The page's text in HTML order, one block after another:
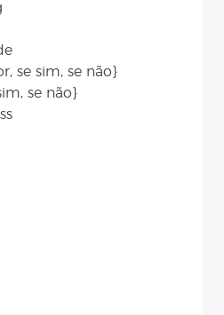
se sim, se não}
se não}